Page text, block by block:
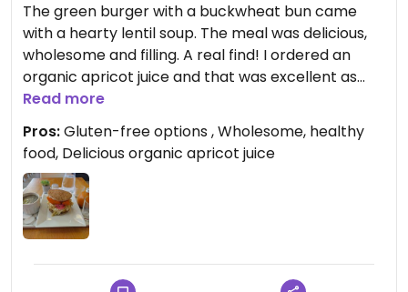
The green burger with a buckwheat bun came
with a hearty lentil soup. The meal was delicious,
wholesome and filling. A real find! I ordered an
organic apricot juice and that was excellent as
well.
Bien que tous les plats ne soient pas végétaliens,
la boîte à déjeuner propose plusieurs plats vegans
délicieux et j'y retournerais avec plaisir.
Read more
Pros:Gluten-free options , Wholesome, healthy
food, Delicious organic apricot juice